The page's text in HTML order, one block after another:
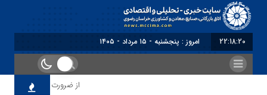
22:18:20 امروز : پنجشنبه - ۱۵ مرداد - ۱۴۰۵
از ضرورت اصلاح رویه‌های